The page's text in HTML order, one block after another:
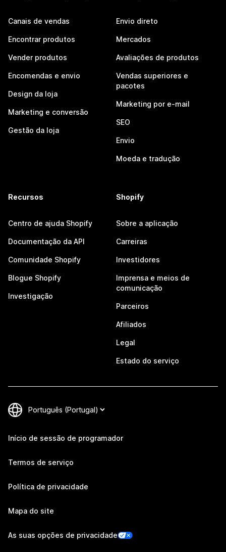
Canais de vendas
Encontrar produtos
Vender produtos
Encomendas e envio
Design da loja
Marketing e conversão
Gestão da loja
Envio direto
Mercados
Avaliações de produtos
Vendas superiores e
pacotes
Marketing por e-mail
SEO
Envio
Moeda e tradução
Recursos
Centro de ajuda Shopify
Documentação da API
Comunidade Shopify
Blogue Shopify
Investigação
Shopify
Sobre a aplicação
Carreiras
Investidores
Imprensa e meios de
comunicação
Parceiros
Afiliados
Legal
Estado do serviço
Início de sessão de programador
Termos de serviço
Política de privacidade
Mapa do site
As suas opções de privacidade